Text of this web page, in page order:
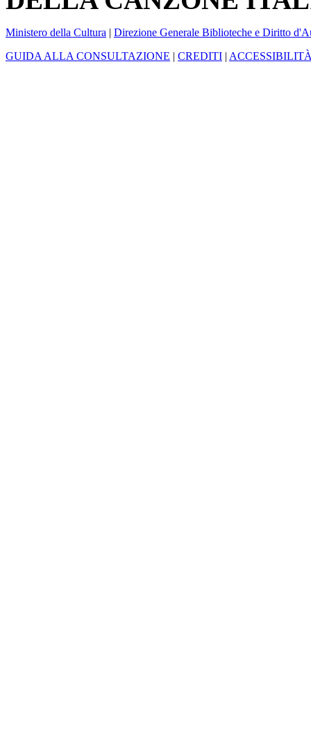
Ministero della Cultura | Direzione Generale Biblioteche e Diritto
GUIDA ALLA CONSULTAZIONE | CREDITI |